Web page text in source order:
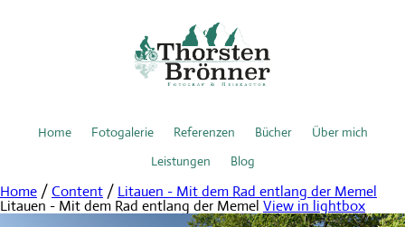
Home Fotogalerie Referenzen Bücher
Über mich
Leistungen
Blog
Home /Content / Litauen - Mit dem Rad entlang der Memel
Litauen - Mit dem Rad entlang der Memel View in lightbox